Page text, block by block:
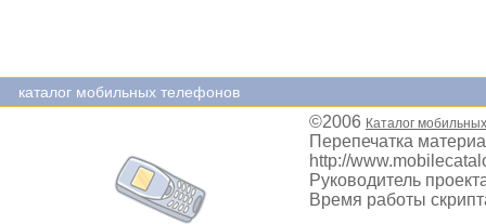
каталог мобильных телефонов
©2006 Каталог
Перепечатка
http://
Руководитель
Время работы